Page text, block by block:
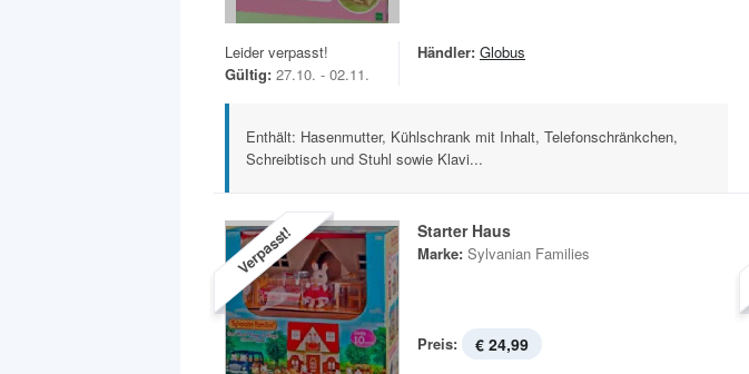
Leider verpasst!
Gültig: 27.10. - 02.11.
Händler: Globus
Enthält: Hasenmutter, Kühlschrank mit Inhalt, Telefonschränkchen,
Schreibtisch und Stuhl sowie Klavi...
Verpasst! Starter Haus
Marke: Sylvanian Families
Preis: € 24,99